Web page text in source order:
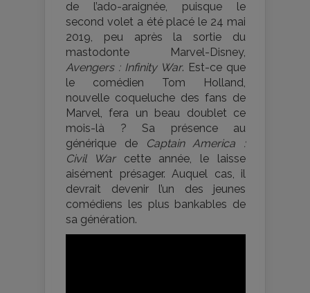
de l’ado-araignée, puisque le
second volet a été placé le 24 mai
2019, peu après la sortie du
mastodonte Marvel-Disney,
Avengers : Infinity War. Est-ce que
le comédien Tom Holland,
nouvelle coqueluche des fans de
Marvel, fera un beau doublet ce
mois-là ? Sa présence au
générique de
Captain America :
Civil Warcette année, le laisse
aisément présager. Auquel cas, il
devrait devenir l’un des jeunes
comédiens les plus bankables de
sa génération.